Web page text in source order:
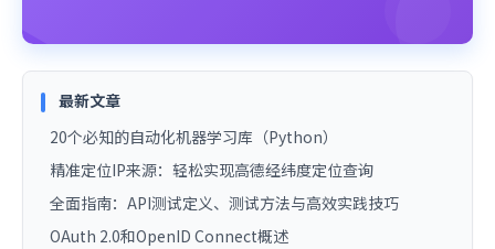
最新文章
20个必知的自动化机器学习库（Python）
精准定位IP来源：轻松实现高德经纬度定位查询
全面指南：API测试定义、测试方法与高效实践技巧
OAuth 2.0和OpenID Connect概述